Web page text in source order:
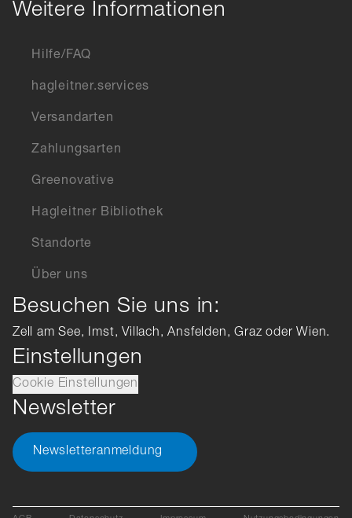
Weitere Informationen
Hilfe/FAQ
hagleitner.services
Versandarten
Zahlungsarten
Greenovative
Hagleitner Bibliothek
Standorte
Über uns
Besuchen Sie uns in:
Zell am See, Imst, Villach, Ansfelden, Graz oder Wien.
Einstellungen
Cookie Einstellungen
Newsletter
Newsletteranmeldung